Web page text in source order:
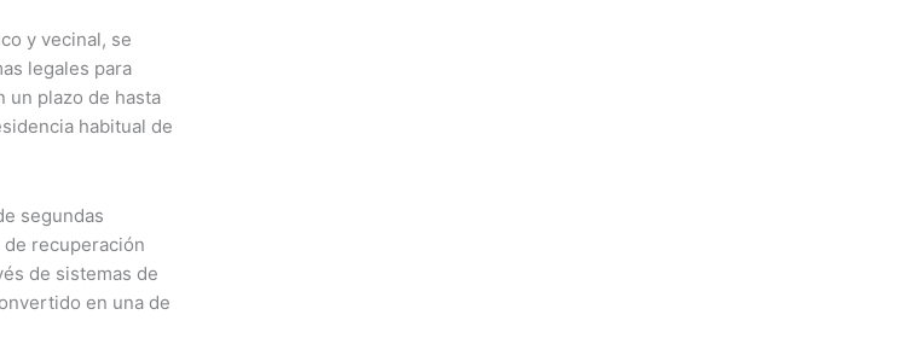
y vecinal, se
legales para
un plazo de hasta
habitual de
segundas
recuperación
de sistemas de
en una de